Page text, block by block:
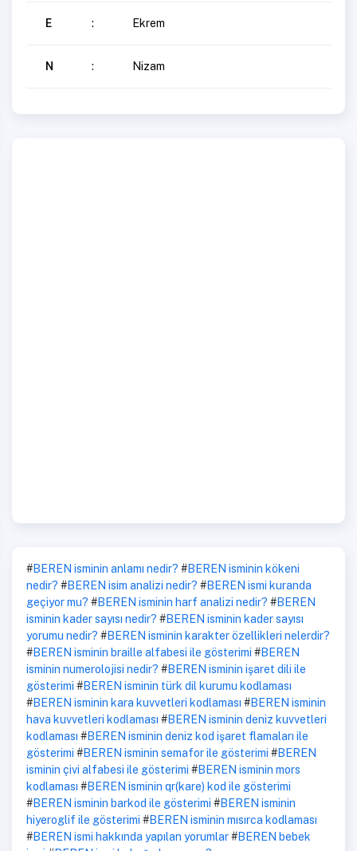
E : Ekrem
N : Nizam
#BEREN isminin anlamı nedir? #BEREN isminin kökeni
nedir? #BEREN isim analizi nedir? #BEREN ismi kuranda
geçiyor mu? #BEREN isminin harf analizi nedir? #BEREN
isminin kader sayısı nedir? #BEREN isminin kader sayısı
yorumu nedir? #BEREN isminin karakter özellikleri nelerdir?
#BEREN isminin braille alfabesi ile gösterimi #BEREN
isminin numerolojisi nedir? #BEREN isminin işaret dili ile
gösterimi #BEREN isminin türk dil kurumu kodlaması
#BEREN isminin kara kuvvetleri kodlaması #BEREN isminin
hava kuvvetleri kodlaması #BEREN isminin deniz kuvvetleri
kodlaması #BEREN isminin deniz kod işaret flamaları ile
gösterimi #BEREN isminin semafor ile gösterimi #BEREN
isminin çivi alfabesi ile gösterimi #BEREN isminin mors
kodlaması #BEREN isminin qr(kare) kod ile gösterimi
#BEREN isminin barkod ile gösterimi #BEREN isminin
hiyeroglif ile gösterimi #BEREN isminin mısırca kodlaması
#BEREN ismi hakkında yapılan yorumlar#BEREN bebek